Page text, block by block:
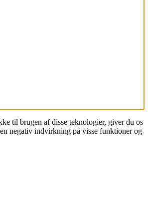
til brugen af disse teknologier, giver du os
negativ indvirkning på visse funktioner og